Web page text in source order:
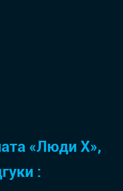
«Люди Х»,
: